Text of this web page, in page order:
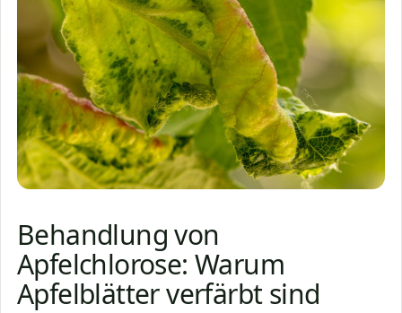
Behandlung von
Apfelchlorose: Warum
Apfelblätter verfärbt sind